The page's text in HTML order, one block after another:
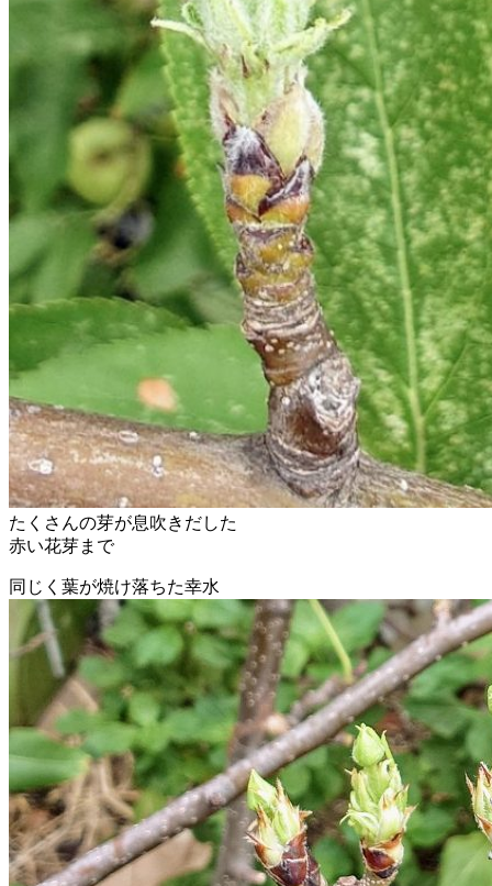
たくさんの芽が息吹きだした
赤い花芽まで
同じく葉が焼け落ちた幸水